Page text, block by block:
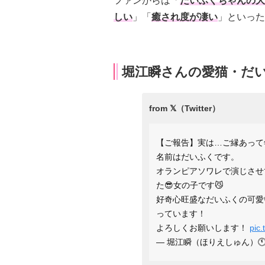
しい 」「 癒され度が凄い 」といっ
堀江瞬さんの愛猫・だ
【ご報告】実は…ご縁あっ
名前はだいふくです。
オランピアソワレで演じさ
た😎女の子です😼
好奇心旺盛なだいふくの可
っています！
よろしくお願いします！
— 堀江瞬（ほりえしゅん）